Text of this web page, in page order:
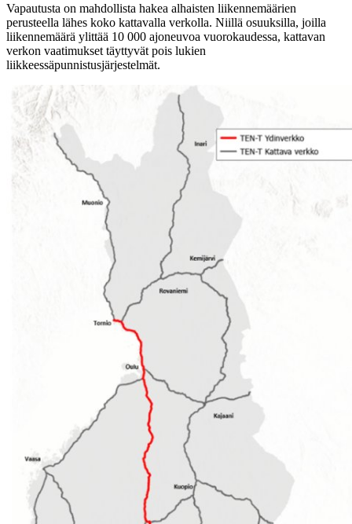
Vapautusta on mahdollista hakea alhaisten liikennemäärien
perusteella lähes koko kattavalla verkolla. Niillä osuuksilla, joilla
liikennemäärä ylittää 10 000 ajoneuvoa vuorokaudessa, kattavan
verkon vaatimukset täyttyvät pois lukien
liikkeessäpunnistusjärjestelmät.